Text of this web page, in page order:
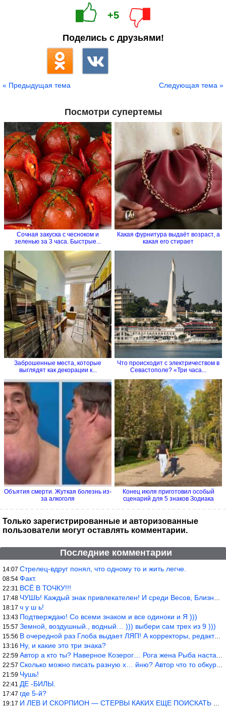
+5
Поделись с друзьями!
« Предыдущая тема Следующая тема »
Посмотри супертемы
Сочная закуска с чесноком и
зеленью за 3 часа. Быстрые...
Какая фурнитура выдаёт возраст, а
какая его стирает
Заброшенные места, которые
выглядят как декорации к...
Что происходит с электричеством в
Севастополе? «Три часа...
Объятия смерти. Жуткая болезнь из-
за алкоголя
Конец июля приготовил особый
сценарий для 5 знаков Зодиака
Только зарегистрированные и авторизованные
пользователи могут оставлять комментарии.
Последние комментарии
14:07 Стрелец-вдруг понял, что одному то и жить легче.
08:54 Факт.
22:31 ВСЁ В ТОЧКУ!!!
17:48 ЧУШЬ! Каждый знак привлекателен! И среди Весов, Близнецов встреч
18:17 ч у ш ь!
13:43 Подтверждаю! Со всеми знаком и все одиноки и Я )))
15:57 Земной, воздушный., водный… ))) выбери сам трех из 9 )))
15:56 В очередной раз Глоба выдает ЛЯП! А корректоры, редакторы пропус
13:16 Ну, и какие это три знака?
22:59 Автор а кто ты? Наверное Козерог… Рога жена Рыба наставила ))
22:57 Сколько можно писать разную х… йню? Автор что то обкурился?
21:59 Чушь!
22:41 ДЕ -БИЛЫ.
17:47 где 5-й?
19:17 И ЛЕВ И СКОРПИОН — СТЕРВЫ КАКИХ ЕЩЕ ПОИСКАТЬ НАДО